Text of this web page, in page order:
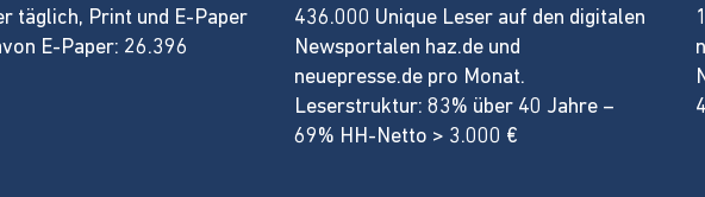
täglich, Print und E-Paper
E-Paper: 26.396
436.000 Unique Leser auf den digitalen
Newsportalen haz.de und
neuepresse.de pro Monat.
Leserstruktur: 83% über 40 Jahre –
69% HH-Netto > 3.000 €